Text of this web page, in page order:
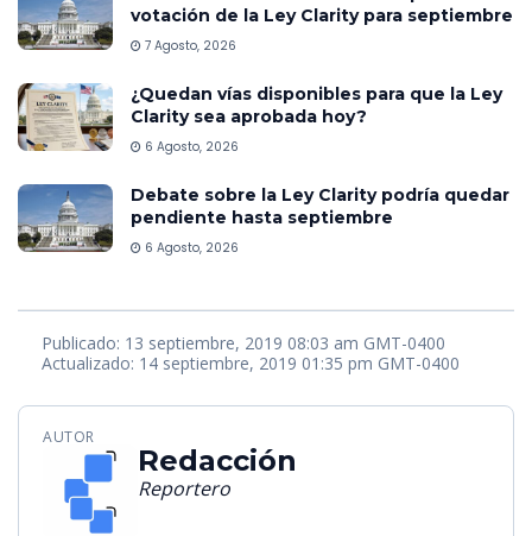
votación de la Ley Clarity para septiembre
7 Agosto, 2026
¿Quedan vías disponibles para que la Ley
Clarity sea aprobada hoy?
6 Agosto, 2026
Debate sobre la Ley Clarity podría quedar
pendiente hasta septiembre
6 Agosto, 2026
Publicado: 13 septiembre, 2019 08:03 am GMT-0400
Actualizado: 14 septiembre, 2019 01:35 pm GMT-0400
AUTOR
Redacción
Reportero